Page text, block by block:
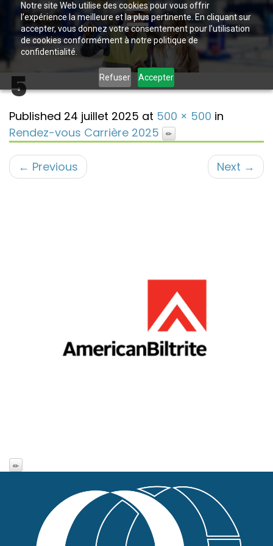
Notre site Web utilise des cookies pour vous offrir
l’expérience la meilleure et la plus pertinente. En cliquant sur
accepter, vous donnez votre consentement pour l’utilisation
de cookies conformément à notre politique de
confidentialité.
Refuser Accepter
5
Published 24 juillet 2025 at 500 × 500 in
Rendez-vous Carrière 2025
← Previous Next →